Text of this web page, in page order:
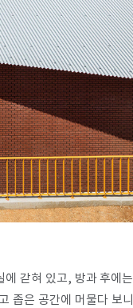
에 갇혀 있고, 방과 후에는
좁은 공간에 머물다 보니